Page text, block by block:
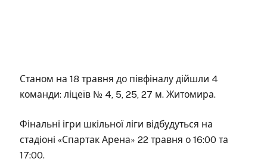
Станом на 18 травня до півфіналу дійшли 4
команди: ліцеїв № 4, 5, 25, 27 м. Житомира.
Фінальні ігри шкільної ліги відбудуться на
стадіоні «Спартак Арена» 22 травня о 16:00 та
17:00.